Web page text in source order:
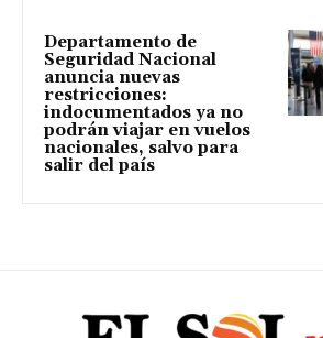
Departamento de
Seguridad Nacional
anuncia nuevas
restricciones:
indocumentados ya no
podrán viajar en vuelos
nacionales, salvo para
salir del país